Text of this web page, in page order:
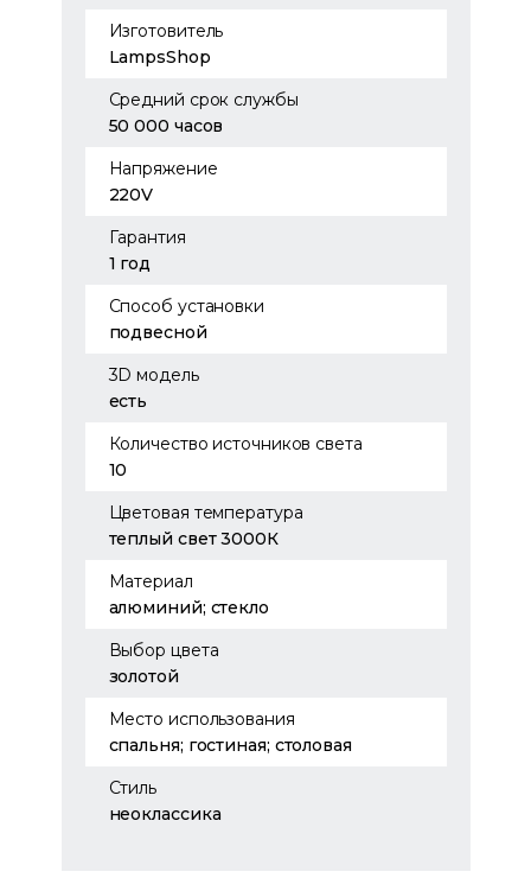
Изготовитель
LampsShop
Средний срок службы
50 000 часов
Напряжение
220V
Гарантия
1 год
Способ установки
подвесной
3D модель
есть
Количество источников света
10
Цветовая температура
теплый свет 3000К
Материал
алюминий; стекло
Выбор цвета
золотой
Место использования
спальня; гостиная; столовая
Стиль
неоклассика